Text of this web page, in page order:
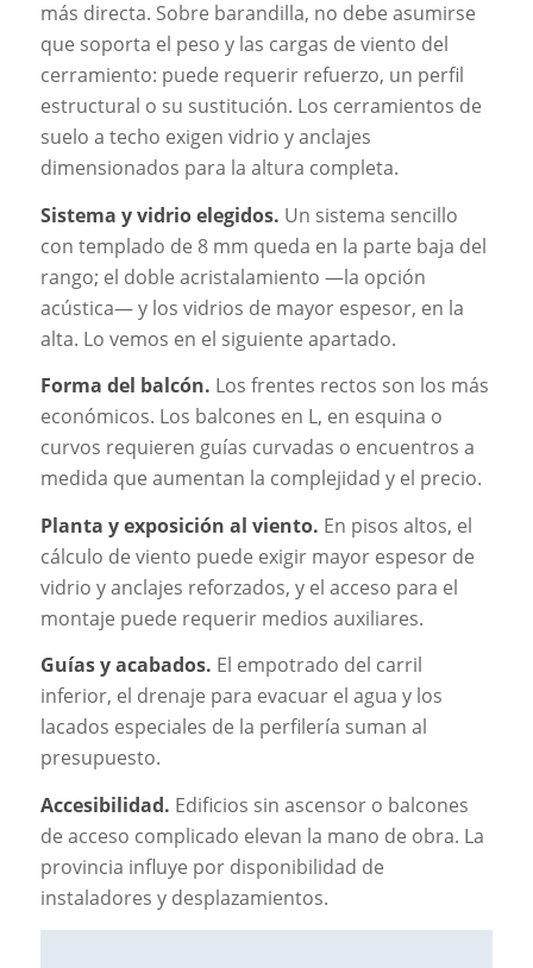
más directa. Sobre barandilla, no debe asumirse
que soporta el peso y las cargas de viento del
cerramiento: puede requerir refuerzo, un perfil
estructural o su sustitución. Los cerramientos de
suelo a techo exigen vidrio y anclajes
dimensionados para la altura completa.
Sistema y vidrio elegidos. Un sistema sencillo
con templado de 8 mm queda en la parte baja del
rango; el doble acristalamiento —la opción
acústica— y los vidrios de mayor espesor, en la
alta. Lo vemos en el siguiente apartado.
Forma del balcón. Los frentes rectos son los más
económicos. Los balcones en L, en esquina o
curvos requieren guías curvadas o encuentros a
medida que aumentan la complejidad y el precio.
Planta y exposición al viento. En pisos altos, el
cálculo de viento puede exigir mayor espesor de
vidrio y anclajes reforzados, y el acceso para el
montaje puede requerir medios auxiliares.
Guías y acabados. El empotrado del carril
inferior, el drenaje para evacuar el agua y los
lacados especiales de la perfilería suman al
presupuesto.
Accesibilidad. Edificios sin ascensor o balcones
de acceso complicado elevan la mano de obra. La
provincia influye por disponibilidad de
instaladores y desplazamientos.